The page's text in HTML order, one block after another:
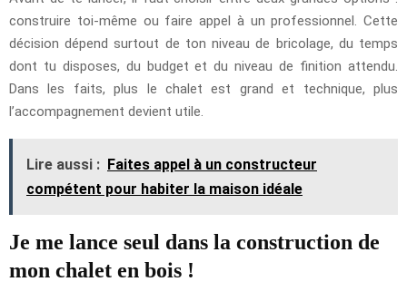
construire toi-même ou faire appel à un professionnel. Cette
décision dépend surtout de ton niveau de bricolage, du temps
dont tu disposes, du budget et du niveau de finition attendu.
Dans les faits, plus le chalet est grand et technique, plus
l’accompagnement devient utile.
Lire aussi : Faites appel à un constructeur
compétent pour habiter la maison idéale
Je me lance seul dans la construction de
mon chalet en bois !